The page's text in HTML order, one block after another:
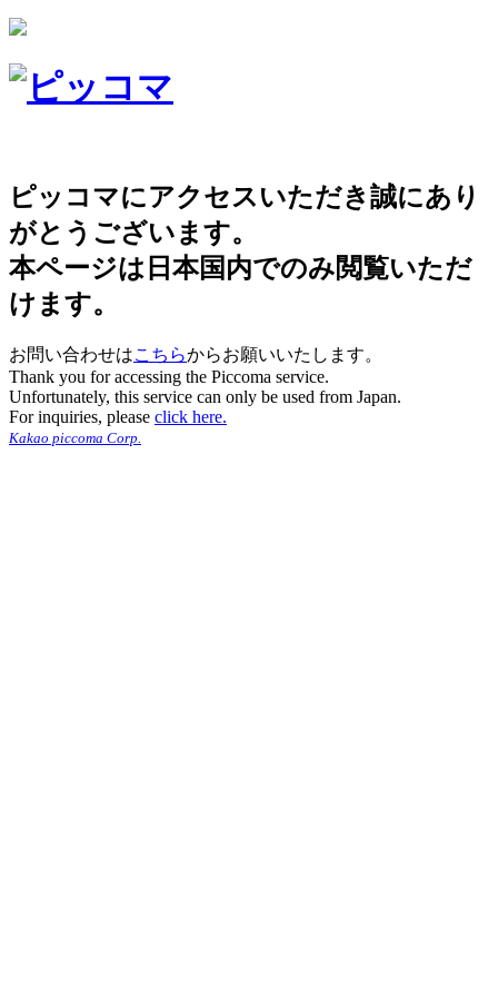
ピッコマにアクセスいただき誠にあり
がとうございます。
本ページは日本国内でのみ閲覧いただ
けます。
お問い合わせはこちらからお願いいたします。
Thank you for accessing the Piccoma service.
Unfortunately, this service can only be used from Japan.
For inquiries, please click here.
Kakao piccoma Corp.